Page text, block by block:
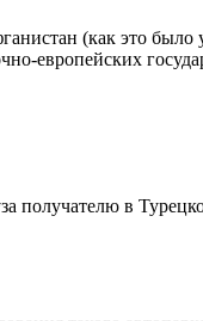
(как это было
европейских
получателю в